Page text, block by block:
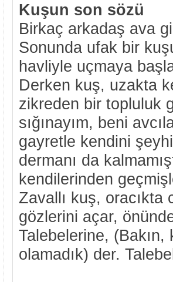
Kuşun son sözü
Birkaç arkadaş ava
Sonunda ufak bir
havliyle uçmaya
Derken kuş, uzakta
zikreden bir topluluk
sığınayım, beni
gayretle kendini
dermanı da
kendilerinden
Zavallı kuş,
gözlerini açar,
Talebelerine,
olamadık) der.